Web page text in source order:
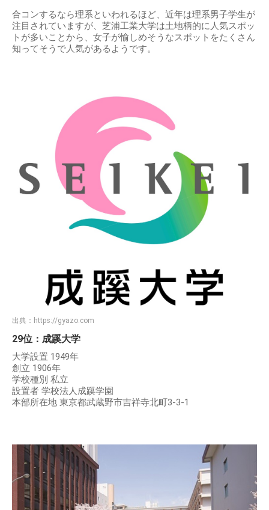
合コンするなら理系といわれるほど、近年は理系男子学生が
注目されていますが、芝浦工業大学は土地柄的に人気スポッ
トが多いことから、女子が愉しめそうなスポットをたくさん
知ってそうで人気があるようです。
出典： https://gyazo.com
29位：成蹊大学
大学設置 1949年
創立 1906年
学校種別 私立
設置者 学校法人成蹊学園
本部所在地 東京都武蔵野市吉祥寺北町3-3-1